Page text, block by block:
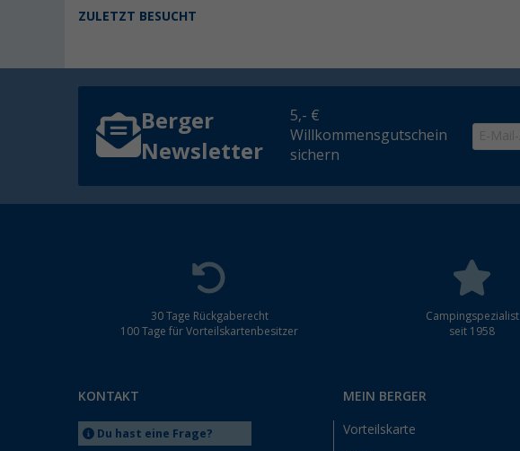
ZULETZT BESUCHT
Berger
Newsletter
5,- €
Willkommensgutschein
sichern
30 Tage Rückgaberecht
100 Tage für Vorteilskartenbesitzer
Campingspezialist
seit 1958
KONTAKT
Du hast eine Frage?
MEIN BERGER
Vorteilskarte